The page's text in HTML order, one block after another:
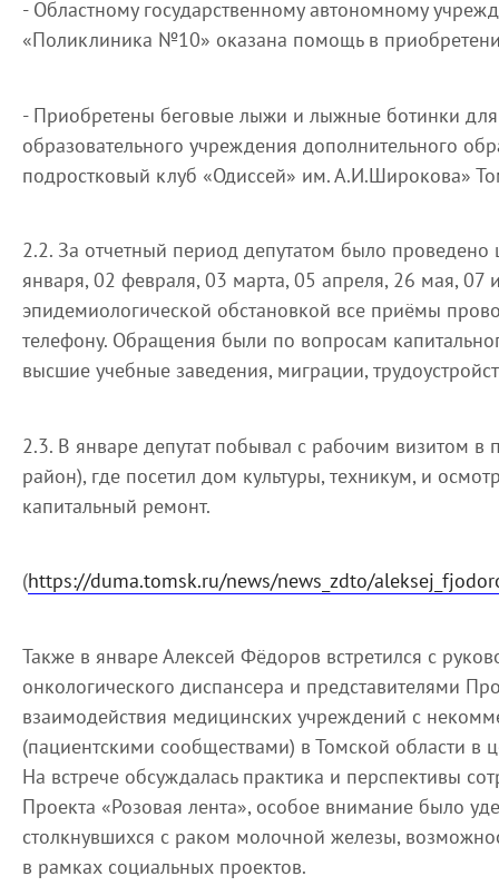
- Областному государственному автономному
«Поликлиника №10» оказана помощь в
- Приобретены беговые лыжи и лыжные ботинки
образовательного учреждения дополнительного
подростковый клуб «Одиссей» им. А.И.Широкова»
2.2. За отчетный период депутатом было
января, 02 февраля, 03 марта, 05 апреля, 26 мая, 07
эпидемиологической обстановкой все приёмы
телефону. Обращения были по вопросам
высшие учебные заведения, миграции,
2.3. В январе депутат побывал с рабочим визитом в
район), где посетил дом культуры, техникум, и
капитальный ремонт.
(https://duma.tomsk.ru/news/news_zdto/
Также в январе Алексей Фёдоров встретился с
онкологического диспансера и представителями
взаимодействия медицинских учреждений с
(пациентскими сообществами) в Томской области в
На встрече обсуждалась практика и перспективы
Проекта «Розовая лента», особое внимание было
столкнувшихся с раком молочной железы,
в рамках социальных проектов.